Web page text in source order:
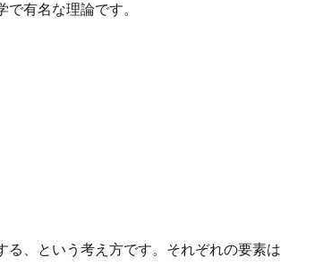
有名な理論です。
、という考え方です。それぞれの要素は